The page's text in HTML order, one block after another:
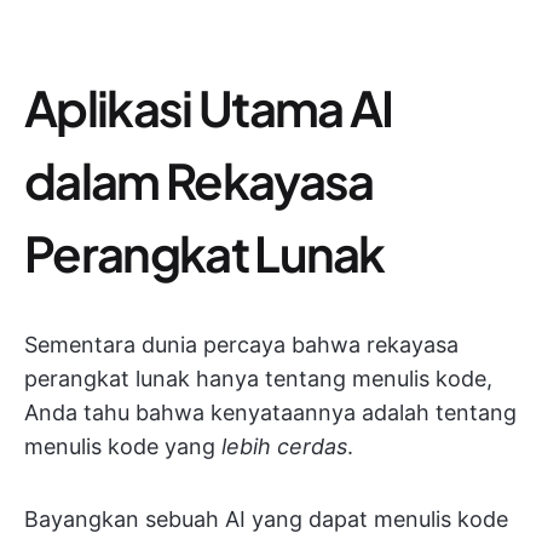
Aplikasi Utama AI
dalam Rekayasa
Perangkat Lunak
Sementara dunia percaya bahwa rekayasa
perangkat lunak hanya tentang menulis kode,
Anda tahu bahwa kenyataannya adalah tentang
menulis kode yang lebih cerdas.
Bayangkan sebuah AI yang dapat menulis kode